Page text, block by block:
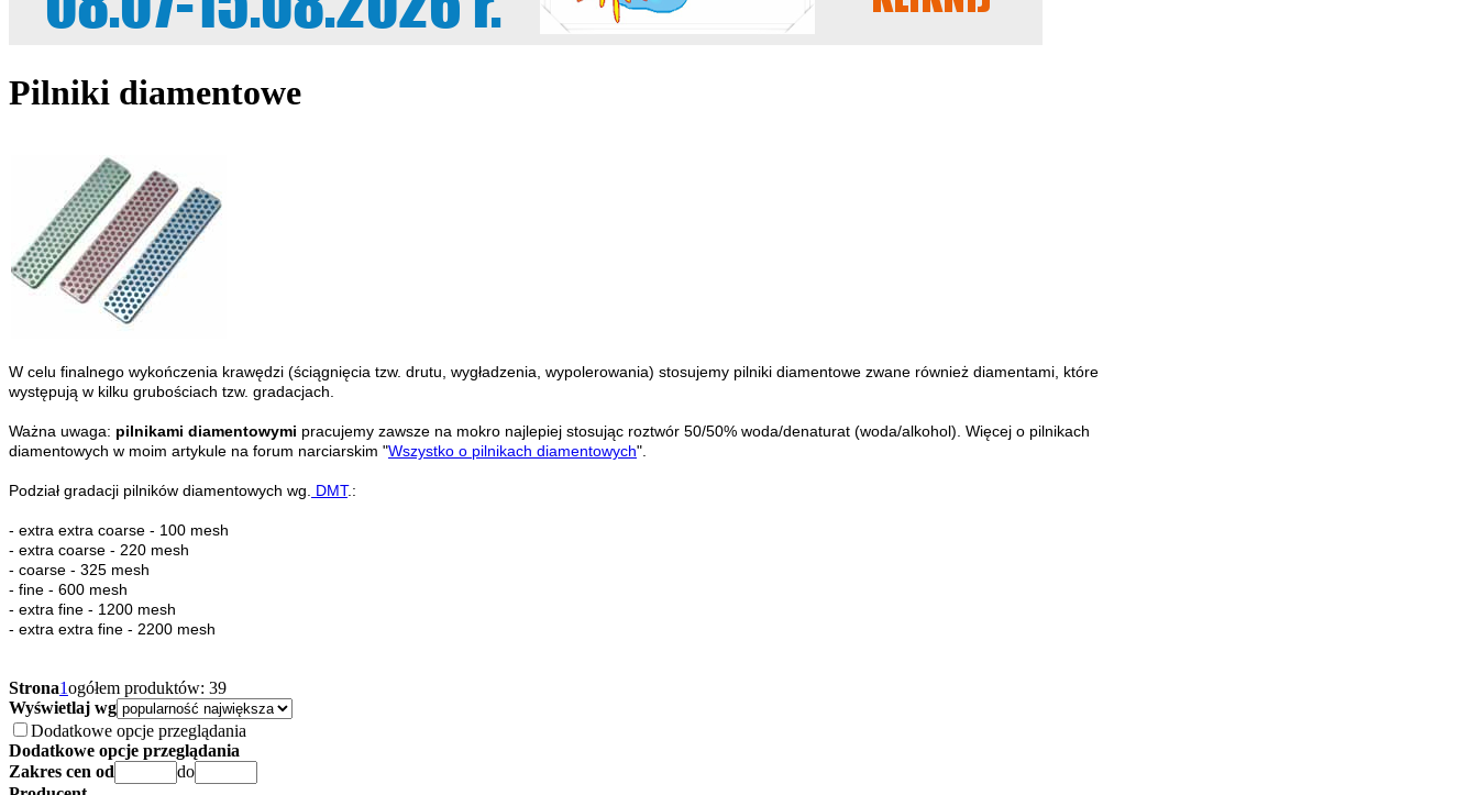
Pilniki diamentowe
W celu finalnego wykończenia krawędzi (ściągnięcia tzw. drutu, wygładzenia, wypolerowania) stosujemy pilniki diamentowe zwane również diamentami, które
występują w kilku grubościach tzw. gradacjach.
Ważna uwaga: pilnikami diamentowymi pracujemy zawsze na mokro najlepiej stosując roztwór 50/50% woda/denaturat (woda/alkohol). Więcej o pilnikach
diamentowych w moim artykule na forum narciarskim "Wszystko o pilnikach diamentowych".
Podział gradacji pilników diamentowych wg. DMT.:
- extra extra coarse - 100 mesh
- extra coarse - 220 mesh
- coarse - 325 mesh
- fine - 600 mesh
- extra fine - 1200 mesh
- extra extra fine - 2200 mesh
Strona1ogółem produktów: 39
Wyświetlaj wg
Dodatkowe opcje przeglądania
Dodatkowe opcje przeglądania
Zakres cen od
do